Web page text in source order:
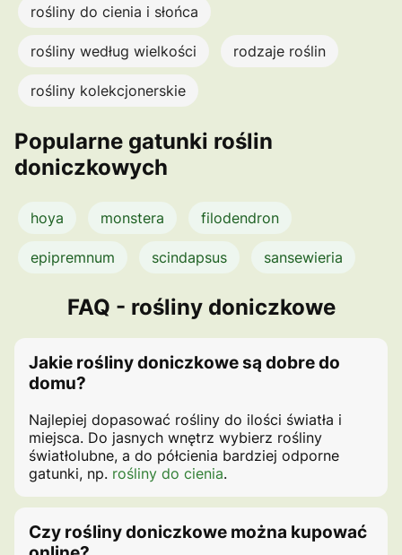
rośliny do cienia i słońca
rośliny według wielkości rodzaje roślin
rośliny kolekcjonerskie
Popularne gatunki roślin
doniczkowych
hoya monstera filodendron
epipremnum scindapsus sansewieria
FAQ - rośliny doniczkowe
Jakie rośliny doniczkowe są dobre do
domu?
Najlepiej dopasować rośliny do ilości światła i
miejsca. Do jasnych wnętrz wybierz rośliny
światłolubne, a do półcienia bardziej odporne
gatunki, np. rośliny do cienia.
Czy rośliny doniczkowe można kupować